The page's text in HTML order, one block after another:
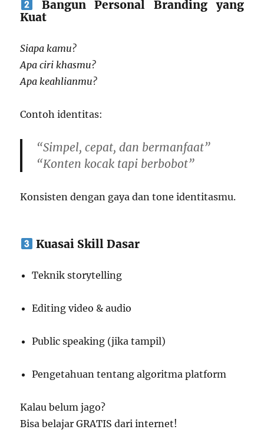
Bangun Personal Branding yang
Kuat
Siapa kamu?
Apa ciri khasmu?
Apa keahlianmu?
Contoh identitas:
“Simpel, cepat, dan bermanfaat”
“Konten kocak tapi berbobot”
Konsisten dengan gaya dan tone identitasmu.
Kuasai Skill Dasar
Teknik storytelling
Editing video & audio
Public speaking (jika tampil)
Pengetahuan tentang algoritma platform
Kalau belum jago?
Bisa belajar GRATIS dari internet!